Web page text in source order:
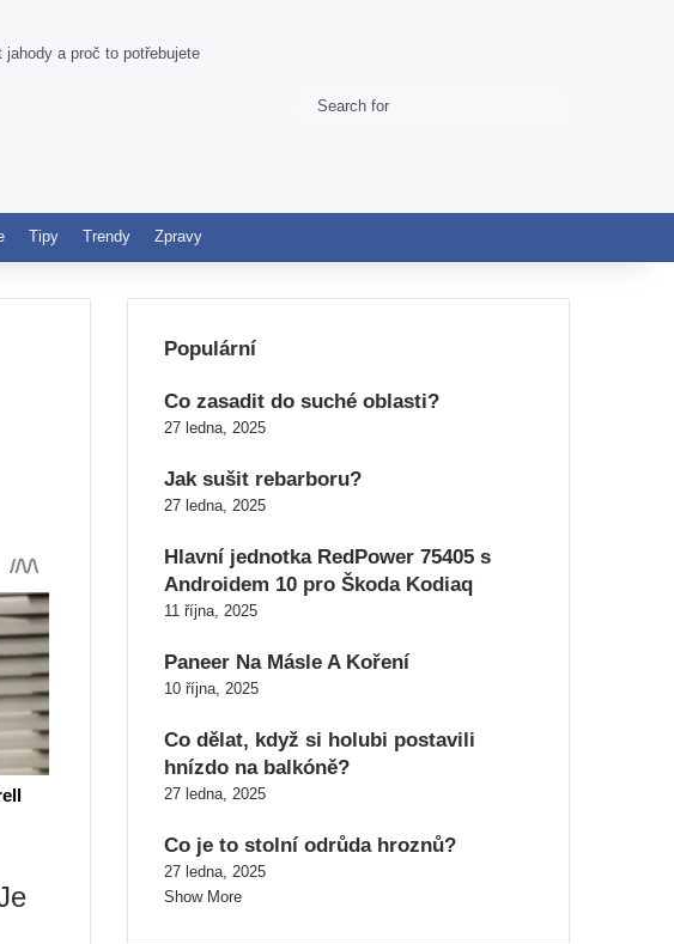
jahody a proč to potřebujete
Switch skin
Tipy Trendy Zpravy
Populární
Co zasadit do suché oblasti?
27 ledna, 2025
Jak sušit rebarboru?
27 ledna, 2025
Hlavní jednotka RedPower 75405 s
Androidem 10 pro Škoda Kodiaq
11 října, 2025
Paneer Na Másle A Koření
10 října, 2025
Co dělat, když si holubi postavili
hnízdo na balkóně?
27 ledna, 2025
Co je to stolní odrůda hroznů?
27 ledna, 2025
Show More